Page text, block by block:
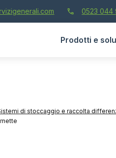
call 0523 044
Prodotti e
di stoccaggio e raccolta